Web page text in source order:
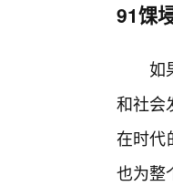
91馃
如
和社会
在时代
也为整